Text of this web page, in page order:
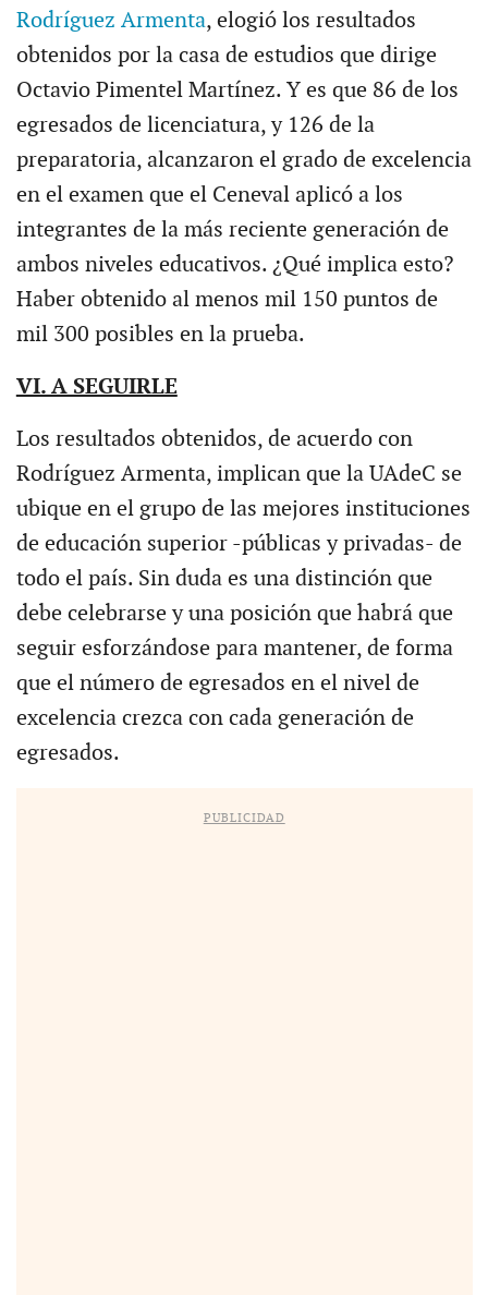
Rodríguez Armenta, elogió los resultados
obtenidos por la casa de estudios que dirige
Octavio Pimentel Martínez. Y es que 86 de los
egresados de licenciatura, y 126 de la
preparatoria, alcanzaron el grado de excelencia
en el examen que el Ceneval aplicó a los
integrantes de la más reciente generación de
ambos niveles educativos. ¿Qué implica esto?
Haber obtenido al menos mil 150 puntos de
mil 300 posibles en la prueba.
VI. A SEGUIRLE
Los resultados obtenidos, de acuerdo con
Rodríguez Armenta, implican que la UAdeC se
ubique en el grupo de las mejores instituciones
de educación superior -públicas y privadas- de
todo el país. Sin duda es una distinción que
debe celebrarse y una posición que habrá que
seguir esforzándose para mantener, de forma
que el número de egresados en el nivel de
excelencia crezca con cada generación de
egresados.
PUBLICIDAD